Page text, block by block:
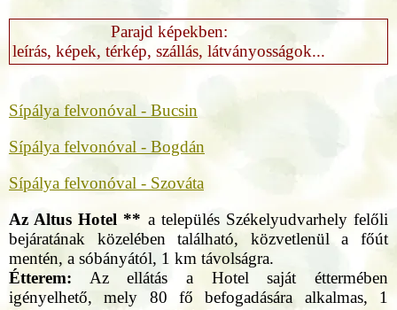
Parajd képekben:
leírás, képek, térkép, szállás, látványosságok...
Sípálya felvonóval - Bucsin
Sípálya felvonóval - Bogdán
Sípálya felvonóval - Szováta
Az Altus Hotel ** a település Székelyudvarhely felőli
bejáratának közelében található, közvetlenül a főút
mentén, a sóbányától, 1 km távolságra.
Étterem: Az ellátás a Hotel saját éttermében
igényelhető, mely 80 fő befogadására alkalmas, 1